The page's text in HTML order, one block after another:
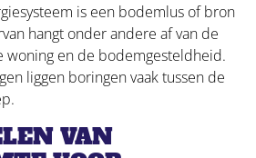
is een bodemlus of bron
hangt onder andere af van de
woning en de bodemgesteldheid.
liggen boringen vaak tussen de
VAN